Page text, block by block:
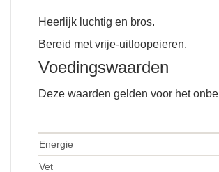
Heerlijk luchtig en bros.
Bereid met vrije-uitloopeieren.
Voedingswaarden
Deze waarden gelden voor het
Energie
Vet